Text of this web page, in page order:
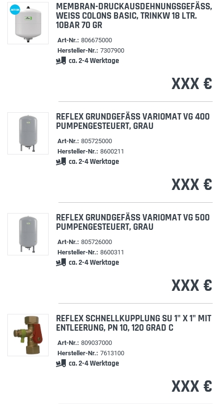
AKTION MEMBRAN-DRUCKAUSDEHNUNGSGEFÄSS, W
EISS COLONS BASIC, TRINKW 18 LTR. 10
BAR 70 GR
Art-Nr.: 806675000
Hersteller-Nr.: 7307900
ca. 2-4 Werktage
XXX €
REFLEX GRUNDGEFÄSS VARIOMAT VG 400 P
UMPENGESTEUERT, GRAU
Art-Nr.: 805725000
Hersteller-Nr.: 8600211
ca. 2-4 Werktage
XXX €
REFLEX GRUNDGEFÄSS VARIOMAT VG 500 P
UMPENGESTEUERT, GRAU
Art-Nr.: 805726000
Hersteller-Nr.: 8600311
ca. 2-4 Werktage
XXX €
REFLEX SCHNELLKUPPLUNG SU 1" X 1" MIT
ENTLEERUNG, PN 10, 120 GRAD C
Art-Nr.: 809037000
Hersteller-Nr.: 7613100
ca. 2-4 Werktage
XXX €